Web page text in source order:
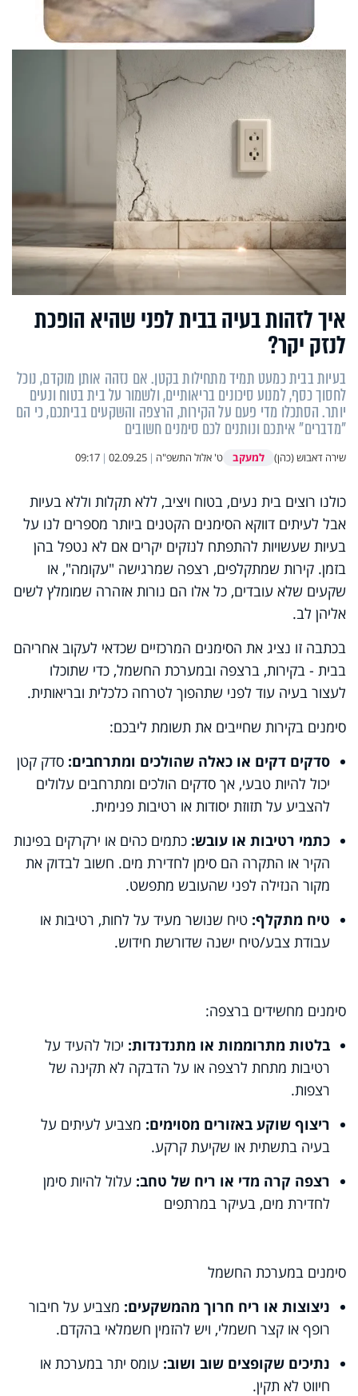
איך לזהות בעיה בבית לפני שהיא הופכת
לנזק יקר?
בעיות בבית כמעט תמיד מתחילות בקטן. אם נזהה אותן מוקדם, נוכל
לחסוך כסף, למנוע סיכונים בריאותיים, ולשמור על בית בטוח ונעים
יותר. הסתכלו מדי פעם על הקירות, הרצפה והשקעים בביתכם, כי הם
"מדברים" איתכם ונותנים לכם סימנים חשובים
שירה דאבוש (כהן) למעקב ט' אלול התשפ"ה |
02.09.25
|
09:17
כולנו רוצים בית נעים, בטוח ויציב, ללא תקלות וללא בעיות
אבל לעיתים דווקא הסימנים הקטנים ביותר מספרים לנו על
בעיות שעשויות להתפתח לנזקים יקרים אם לא נטפל בהן
בזמן. קירות שמתקלפים, רצפה שמרגישה "עקומה", או
שקעים שלא עובדים, כל אלו הם נורות אזהרה שמומלץ לשים
אליהן לב.
בכתבה זו נציג את הסימנים המרכזיים שכדאי לעקוב אחריהם
בבית - בקירות, ברצפה ובמערכת החשמל, כדי שתוכלו
לעצור בעיה עוד לפני שתהפוך לטרחה כלכלית ובריאותית.
סימנים בקירות שחייבים את תשומת ליבכם:
סדקים דקים או כאלה שהולכים ומתרחבים: סדק קטן
יכול להיות טבעי, אך סדקים הולכים ומתרחבים עלולים
להצביע על תזוזת יסודות או רטיבות פנימית.
כתמי רטיבות או עובש: כתמים כהים או ירקרקים בפינות
הקיר או התקרה הם סימן לחדירת מים. חשוב לבדוק את
מקור הנזילה לפני שהעובש מתפשט.
טיח מתקלף: טיח שנושר מעיד על לחות, רטיבות או
עבודת צבע/טיח ישנה שדורשת חידוש.
סימנים מחשידים ברצפה:
בלטות מתרוממות או מתנדנדות: יכול להעיד על
רטיבות מתחת לרצפה או על הדבקה לא תקינה של
רצפות.
ריצוף שוקע באזורים מסוימים: מצביע לעיתים על
בעיה בתשתית או שקיעת קרקע.
רצפה קרה מדי או ריח של טחב: עלול להיות סימן
לחדירת מים, בעיקר במרתפים
סימנים במערכת החשמל
ניצוצות או ריח חרוך מהמשקעים: מצביע על חיבור
רופף או קצר חשמלי, ויש להזמין חשמלאי בהקדם.
נתיכים שקופצים שוב ושוב: עומס יתר במערכת או
חיווט לא תקין.